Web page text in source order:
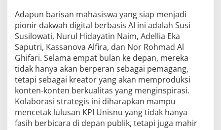
Adapun barisan mahasiswa yang siap menjadi
pionir dakwah digital berbasis AI ini adalah Susi
Susilowati, Nurul Hidayatin Naim, Adellia Eka
Saputri, Kassanova Alfira, dan Nor Rohmad Al
Ghifari. Selama empat bulan ke depan, mereka
tidak hanya akan berperan sebagai pemagang,
tetapi sebagai kreator yang akan memproduksi
konten-konten berkualitas yang menginspirasi.
Kolaborasi strategis ini diharapkan mampu
mencetak lulusan KPI Unisnu yang tidak hanya
fasih berbicara di depan publik, tetapi juga mahir